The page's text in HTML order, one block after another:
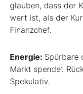
glauben, dass der
wert ist, als der
Finanzchef.
Energie: Spürbare
Markt spendet
Spekulativ.